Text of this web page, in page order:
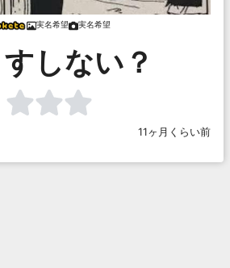
実名希望 実名希望
しない？
11ヶ月くらい前